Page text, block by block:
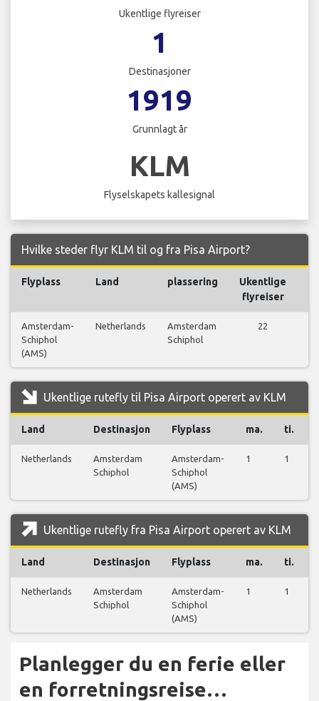
Ukentlige flyreiser
1
Destinasjoner
1919
Grunnlagt år
KLM
Flyselskapets kallesignal
Hvilke steder flyr KLM til og fra Pisa Airport?
Flyplass Land plassering
Ukentlige
flyreiser
Amsterdam-
Schiphol
(AMS)
Netherlands
Amsterdam
Schiphol
22
Ukentlige rutefly til Pisa Airport operert av KLM
Land Destinasjon Flyplass ma. ti.
Netherlands
Amsterdam
Schiphol
Amsterdam-
Schiphol
(AMS)
1 1
Ukentlige rutefly fra Pisa Airport operert av KLM
Land Destinasjon Flyplass ma. ti.
Netherlands
Amsterdam
Schiphol
Amsterdam-
Schiphol
(AMS)
1 1
Planlegger du en ferie eller
en forretningsreise…